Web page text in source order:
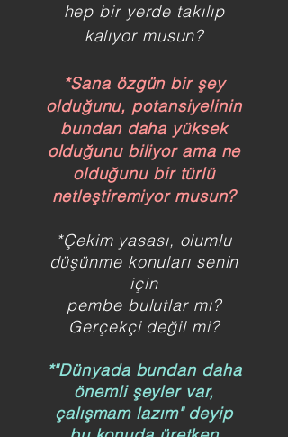
hep bir yerde takılıp
kalıyor musun?
*Sana özgün bir şey
olduğunu, potansiyelinin
bundan daha yüksek
olduğunu biliyor ama ne
olduğunu bir türlü
netleştiremiyor musun?
*Çekim yasası, olumlu
düşünme konuları senin
için
pembe bulutlar mı?
Gerçekçi değil mi?
*"Dünyada bundan daha
önemli şeyler var,
çalışmam lazım" deyip